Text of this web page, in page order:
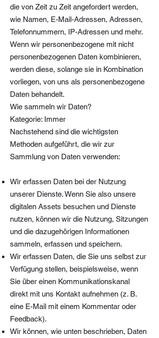
die von Zeit zu Zeit angefordert werden,
wie Namen, E-Mail-Adressen, Adressen,
Telefonnummern, IP-Adressen und mehr.
Wenn wir personenbezogene mit nicht
personenbezogenen Daten kombinieren,
werden diese, solange sie in Kombination
vorliegen, von uns als personenbezogene
Daten behandelt.
Wie sammeln wir Daten?
Kategorie: Immer
Nachstehend sind die wichtigsten
Methoden aufgeführt, die wir zur
Sammlung von Daten verwenden:
Wir erfassen Daten bei der Nutzung
unserer Dienste. Wenn Sie also unsere
digitalen Assets besuchen und Dienste
nutzen, können wir die Nutzung, Sitzungen
und die dazugehörigen Informationen
sammeln, erfassen und speichern.
Wir erfassen Daten, die Sie uns selbst zur
Verfügung stellen, beispielsweise, wenn
Sie über einen Kommunikationskanal
direkt mit uns Kontakt aufnehmen (z. B.
eine E-Mail mit einem Kommentar oder
Feedback).
Wir können, wie unten beschrieben, Daten